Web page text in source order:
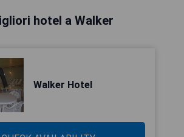
hotel a Walker
Walker Hotel